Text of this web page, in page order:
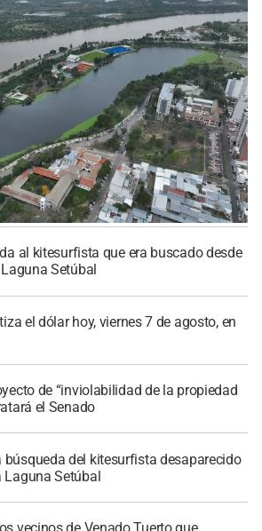
al kitesurfista que era buscado desde
Setúbal
el dólar hoy, viernes 7 de agosto, en
de “inviolabilidad de la propiedad
el Senado
búsqueda del kitesurfista desaparecido
Laguna Setúbal